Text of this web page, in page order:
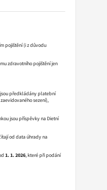
pojištění (i z důvodu
zdravotního pojištění jen
předkládány platební
sezení),
jsou příspěvky na Dietní
od data úhrady na
1. 1. 2026, které při podání